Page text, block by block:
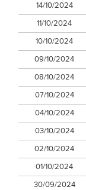
14/10/2024
11/10/2024
10/10/2024
09/10/2024
08/10/2024
07/10/2024
04/10/2024
03/10/2024
02/10/2024
01/10/2024
30/09/2024